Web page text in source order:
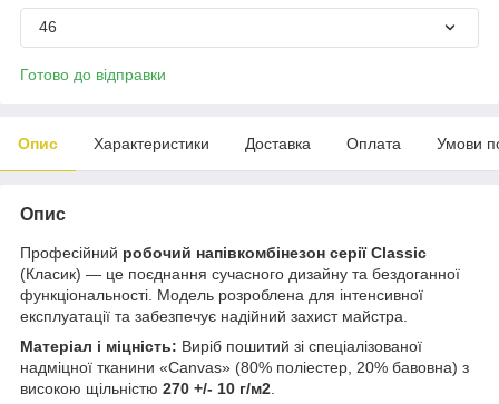
46
Готово до відправки
Опис Характеристики Доставка Оплата Умови
Опис
Професійний робочий напівкомбінезон серії Classic
(Класик) — це поєднання сучасного дизайну та бездоганної
функціональності. Модель розроблена для інтенсивної
експлуатації та забезпечує надійний захист майстра.
Матеріал і міцність: Виріб пошитий зі спеціалізованої
надміцної тканини «Canvas» (80% поліестер, 20% бавовна) з
високою щільністю 270 +/- 10 г/м2